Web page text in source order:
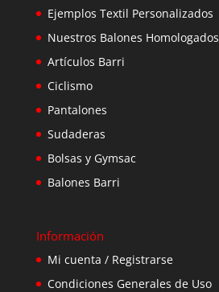
Ejemplos Textil Personalizados
Nuestros Balones Homologados
Artículos Barri
Ciclismo
Pantalones
Sudaderas
Bolsas y Gymsac
Balones Barri
Información
Mi cuenta / Registrarse
Condiciones Generales de Uso